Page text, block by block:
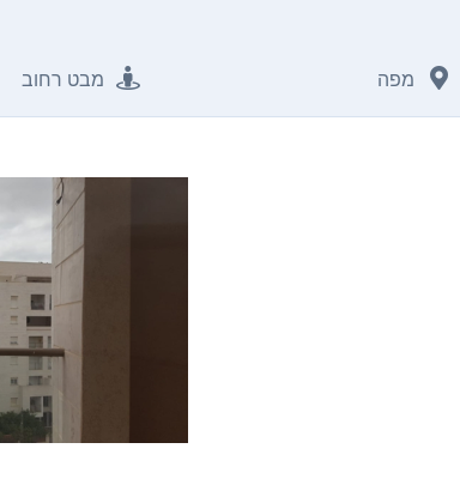
מפה מבט רחוב